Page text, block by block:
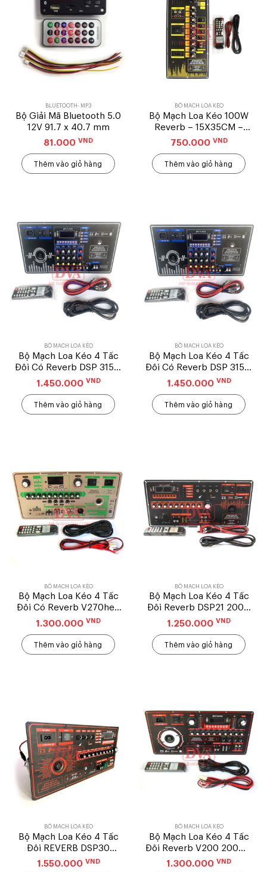
BLUETOOTH- MP3
Bộ Giải Mã Bluetooth 5.0
12V 91.7 x 40.7 mm
81.000 VND
Thêm vào giỏ hàng
BỘ MẠCH LOA KÉO
Bộ Mạch Loa Kéo 100W
Reverb – 15X35CM –
Mẫu Đứng
750.000 VND
Thêm vào giỏ hàng
BỘ MẠCH LOA KÉO
Bộ Mạch Loa Kéo 4 Tấc
Đôi Có Reverb DSP 315 –
19X38CM
1.450.000 VND
Thêm vào giỏ hàng
BỘ MẠCH LOA KÉO
Bộ Mạch Loa Kéo 4 Tấc
Đôi Có Reverb DSP 315 –
19X38CM
1.450.000 VND
Thêm vào giỏ hàng
BỘ MẠCH LOA KÉO
Bộ Mạch Loa Kéo 4 Tấc
Đôi Có Reverb V270he (
19X38CM)
1.300.000 VND
Thêm vào giỏ hàng
BỘ MẠCH LOA KÉO
Bộ Mạch Loa Kéo 4 Tấc
Đôi Reverb DSP21 200w
Nguồn Xuyến (19X38) –
Mẫu Ngang
1.250.000 VND
Thêm vào giỏ hàng
BỘ MẠCH LOA KÉO
Bộ Mạch Loa Kéo 4 Tấc
Đôi REVERB DSP30
300W, 19X38CM
1.550.000 VND
BỘ MẠCH LOA KÉO
Bộ Mạch Loa Kéo 4 Tấc
Đôi Reverb V200 200W (
19X38CM)
1.300.000 VND